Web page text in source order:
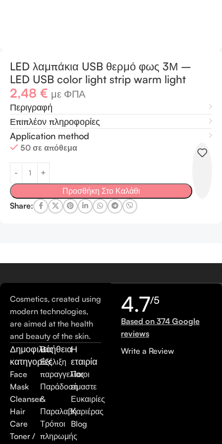
LED λαμπάκια USB θερμό φως 3Μ –
LED USB color light strip warm light
2,48 € με ΦΠΑ
Περιγραφή
Επιπλέον πληροφορίες
Application method
50 σε απόθεμα
Προσθήκη Στο Καλάθι
Share:
Cosmetics, created using
modern technologies,
are aimed at the health
and beauty of the skin.
Δημοφιλείς
κατηγορίες
Face
Mask
Cleanser
Hair
Care
Toner /
Βοήθεια
Εξέλιξη
παραγγελίας
Παράδοση
&
Παραλαβή
Τρόποι
πληρωμής
Η
εταιρία
Ποιοι
είμαστε
Ευκαιρίες
Καριέρας
Blog
4.7/5
Based on 374 Google
reviews
Write a Review